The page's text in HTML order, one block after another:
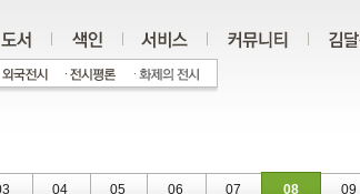
04 05 06 07 08 09